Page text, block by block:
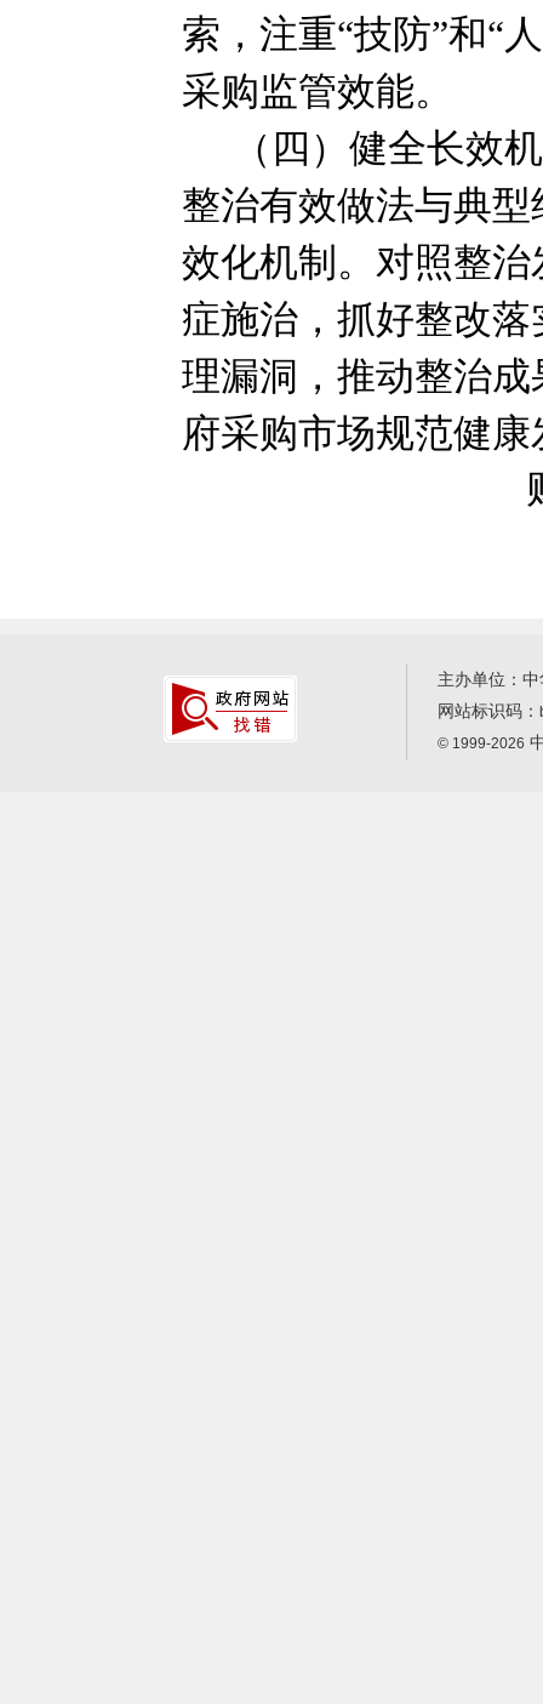
索，注重“技防”和“
采购监管效能。
（四）健全长效
整治有效做法与典
效化机制。对照整
症施治，抓好整改
理漏洞，推动整治
府采购市场规范健康
主办单位：
网站标识码：
© 1999-2026